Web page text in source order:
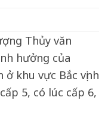
Thủy văn
hưởng của
khu vực Bắc vịnh
5, có lúc cấp 6,